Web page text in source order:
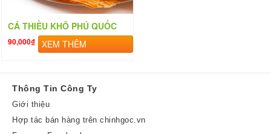
CÁ THIỀU KHÔ PHÚ QUỐC
90,000₫ XEM THÊM
Thông Tin Công Ty
Giới thiệu
Hợp tác bán hàng trên chinhgoc.vn